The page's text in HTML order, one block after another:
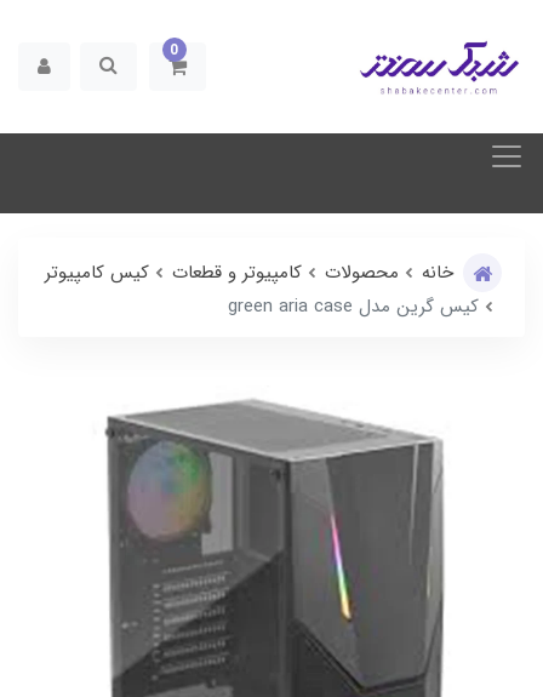
0
خانه محصولات کامپیوتر و قطعات
کیس کامپیوتر
کیس گرین مدل green aria case